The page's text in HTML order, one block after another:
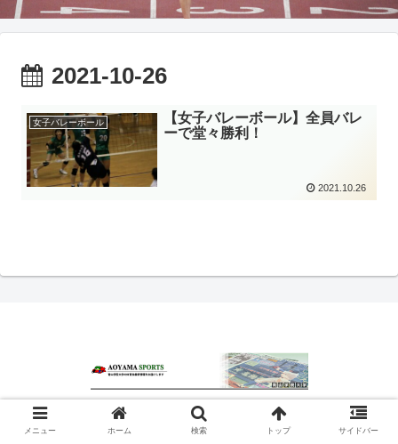
2021-10-26
女子バレーボール
【女子バレーボール】全員バレ
ーで堂々勝利！
2021.10.26
© 2020 青山スポーツ.
メニュー ホーム 検索 トップ サイドバー